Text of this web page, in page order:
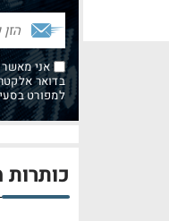
אני מאשר
בדואר
למפורט בסעיף 10 בתנאי